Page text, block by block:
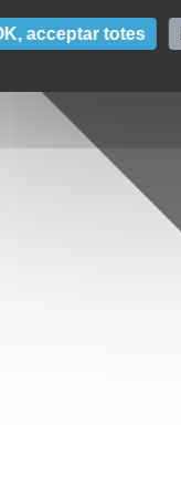
acceptar totes